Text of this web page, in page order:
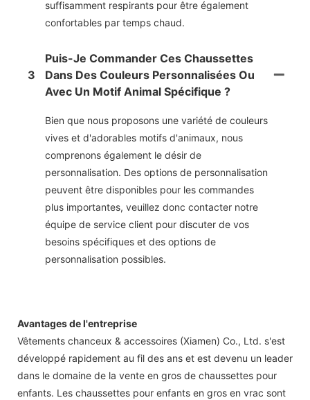
suffisamment respirants pour être également
confortables par temps chaud.
3
Puis-Je Commander Ces Chaussettes
Dans Des Couleurs Personnalisées Ou
Avec Un Motif Animal Spécifique ?
Bien que nous proposons une variété de couleurs
vives et d'adorables motifs d'animaux, nous
comprenons également le désir de
personnalisation. Des options de personnalisation
peuvent être disponibles pour les commandes
plus importantes, veuillez donc contacter notre
équipe de service client pour discuter de vos
besoins spécifiques et des options de
personnalisation possibles.
Avantages de l'entreprise
Vêtements chanceux & accessoires (Xiamen) Co., Ltd. s'est
développé rapidement au fil des ans et est devenu un leader
dans le domaine de la vente en gros de chaussettes pour
enfants. Les chaussettes pour enfants en gros en vrac sont